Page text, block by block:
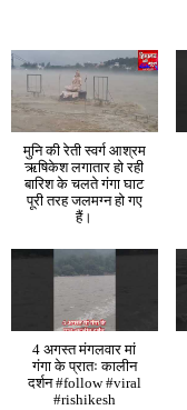
मुनि की रेती स्वर्ग आश्रम
ऋषिकेश लगातार हो रही
बारिश के चलते गंगा घाट
पूरी तरह जलमग्न हो गए
हैं।
4 अगस्त मंगलवार मां
गंगा के प्रातः कालीन
दर्शन #follow #viral
#rishikesh